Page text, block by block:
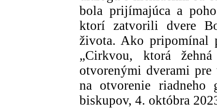
bola prijímajúca a
ktorí zatvorili dvere
života. Ako pripomínal
„Cirkvou, ktorá
otvorenými dverami
na otvorenie riadneho
biskupov, 4. októbra